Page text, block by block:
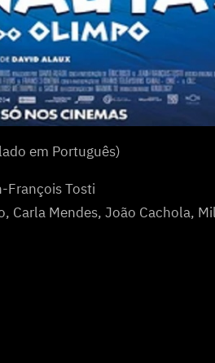
em Português)
François Tosti
Carla Mendes, João Cachola,